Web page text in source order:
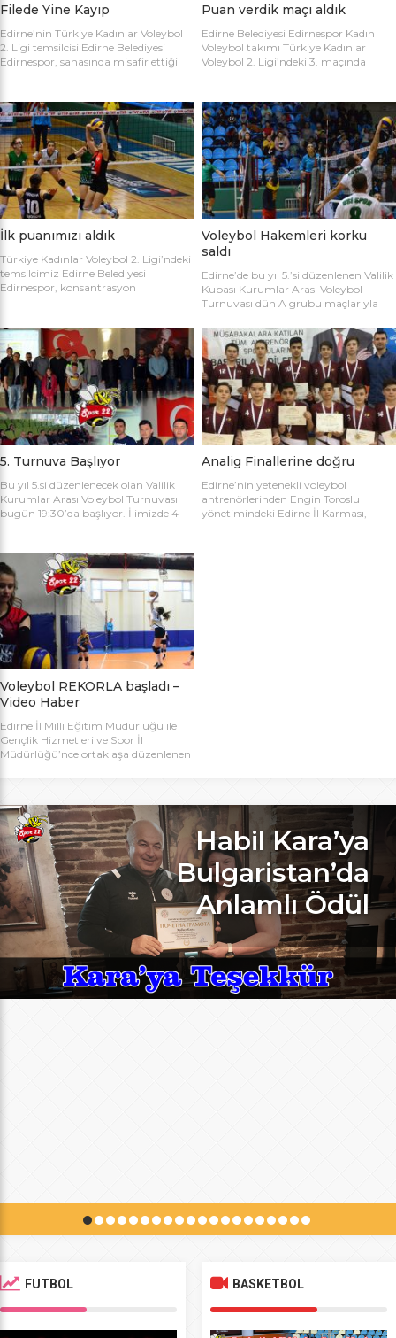
Filede Yine Kayıp
Edirne’nin Türkiye Kadınlar Voleybol
2. Ligi temsilcisi Edirne Belediyesi
Edirnespor, sahasında misafir ettiği
temsilcimiz Edirne Belediyesi
Edirnespor, Mimar Sinan Spor
Salonu’nda Manisa Salihli
Belediyespor’la karşılaştı. Takımlar
sahaya şu kadrolarla çıktılar: Edirne
Belediyesi Edirnespor: Simge, Edanur,
Sibel, Cere, Simge, Yaren, Halime,
Selay, Kübra, Deniz Salihli Belediye
Spor: […]
Puan verdik maçı aldık
Edirne Belediyesi Edirnespor Kadın
Voleybol takımı Türkiye Kadınlar
Voleybol 2. Ligi’ndeki 3. maçında
Salonu’nda Metin Demirbağ ve
Emrah Baran’ın yönettiği
karşılaşmaya takımlar şu kadrolarla
çıktılar: EDİRNESPOR: Simge
Gülağız, Edanur Bayraklı, Sibel Mert,
Ceren Atica, Simge Erden, S. Yaren
Tank, Halime Akay, Selay Çalışkan,
Büşra […]
İlk puanımızı aldık
Türkiye Kadınlar Voleybol 2. Ligi’ndeki
temsilcimiz Edirne Belediyesi
Edirnespor, konsantrasyon
Kadınlar Voleybol 2. Ligi’ne devam
edilirken Edirnespor Kadın Voleybol
Takımı Mimar Sinan Spor Salonu’nda
kendi seyircisi önünde ilk maçına çıktı.
İlk maçında deplasmanda Bursa
Nilüfer Belediyesi’ne 3-0 mağlup
olmuştu. İkinci maçında konuk ettiği
Biga […]
Voleybol Hakemleri korku
saldı
Edirne’de bu yıl 5.’si düzenlenen Valilik
Kupası Kurumlar Arası Voleybol
Turnuvası dün A grubu maçlarıyla
ile Ecacılar Odası karşı karşıya geldi.
Maçı üçyüzden fazla voleybol sever
izledi. Takımlar sahaya şu kadrolarla
çıktılar: Voleybol Hakemleri: Oğulcan
Kuru, Öyküm Akıncı, Ecem Göçmen,
Özge Göktaş, Rabia Acun, Gökay
Karatop, Semih Sormaz, Coşkun
Özsoy […]
5. Turnuva Başlıyor
Bu yıl 5.si düzenlenecek olan Valilik
Kurumlar Arası Voleybol Turnuvası
bugün 19:30’da başlıyor. İlimizde 4
bugün başlıyor. Toplamda 14 takımın
katılımıyla düzenlenen 5. Valilik
Voleybol Turnuvasının teknik
toplantısı ve kura çekimi Aliço
Pehlivan Sporcu Eğitim Merkezi
Toplantı Salonu’nda yapıldı.
Toplantıya Voleybol hakemi ve
antrenörü Engin Toroslu, Ayhan […]
Analig Finallerine doğru
Edirne’nin yetenekli voleybol
antrenörlerinden Engin Toroslu
yönetimindeki Edirne İl Karması,
Voleybol REKORLA başladı –
Video Haber
Edirne İl Milli Eğitim Müdürlüğü ile
Gençlik Hizmetleri ve Spor İl
Müdürlüğü’nce ortaklaşa düzenlenen
rekoru kırıldı. REKOR KATILIMA
REKORLU AÇILIŞ Edirne Okullar
Arası Genç Kızlar A Kategorisi
Voleybol İl Şampiyonluğu maçlarına
bu yıl 8 grupta toplam […]
Habil Kara’ya
Bulgaristan’da
Anlamlı Ödül
FUTBOL BASKETBOL